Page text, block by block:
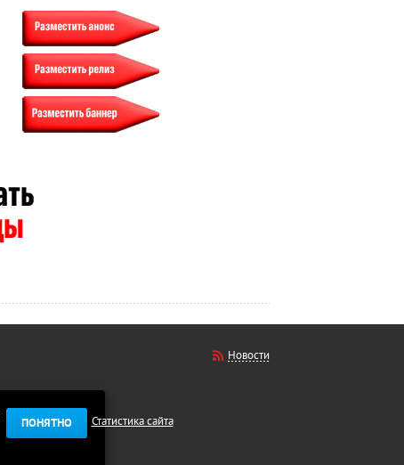
ПОНЯТНО
Новости
Статистика сайта